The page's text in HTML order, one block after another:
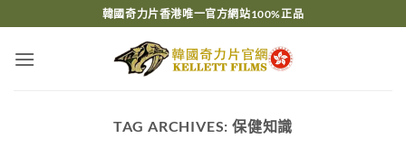
to
content
韓國奇力片香港唯一官方網站100%正品
TAG ARCHIVES: 保健知識